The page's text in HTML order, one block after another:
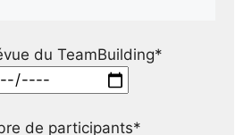
du TeamBuilding*
de participants*